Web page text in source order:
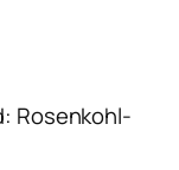
Rosenkohl-